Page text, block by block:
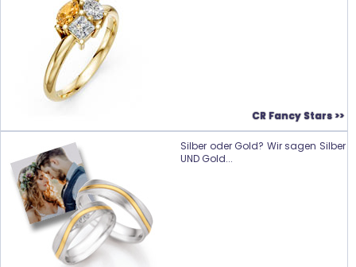
CR Fancy Stars >>
Silber oder Gold? Wir sagen Silber
UND Gold...